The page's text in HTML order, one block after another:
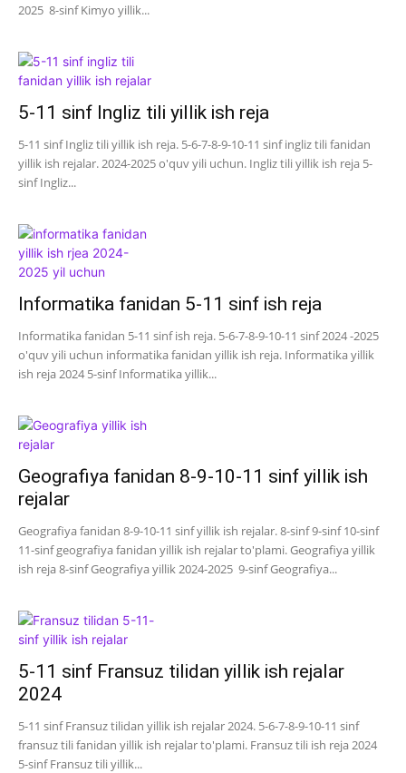
2025 8-sinf Kimyo yillik...
5-11 sinf Ingliz tili yillik ish reja
5-11 sinf Ingliz tili yillik ish reja. 5-6-7-8-9-10-11 sinf ingliz tili fanidan
yillik ish rejalar. 2024-2025 o'quv yili uchun. Ingliz tili yillik ish reja 5-
sinf Ingliz...
Informatika fanidan 5-11 sinf ish reja
Informatika fanidan 5-11 sinf ish reja. 5-6-7-8-9-10-11 sinf 2024 -2025
o'quv yili uchun informatika fanidan yillik ish reja. Informatika yillik
ish reja 2024 5-sinf Informatika yillik...
Geografiya fanidan 8-9-10-11 sinf yillik ish
rejalar
Geografiya fanidan 8-9-10-11 sinf yillik ish rejalar. 8-sinf 9-sinf 10-sinf
11-sinf geografiya fanidan yillik ish rejalar to'plami. Geografiya yillik
ish reja 8-sinf Geografiya yillik 2024-2025 9-sinf Geografiya...
5-11 sinf Fransuz tilidan yillik ish rejalar
2024
5-11 sinf Fransuz tilidan yillik ish rejalar 2024. 5-6-7-8-9-10-11 sinf
fransuz tili fanidan yillik ish rejalar to'plami. Fransuz tili ish reja 2024
5-sinf Fransuz tili yillik...